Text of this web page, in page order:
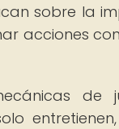
sobre la
acciones
de